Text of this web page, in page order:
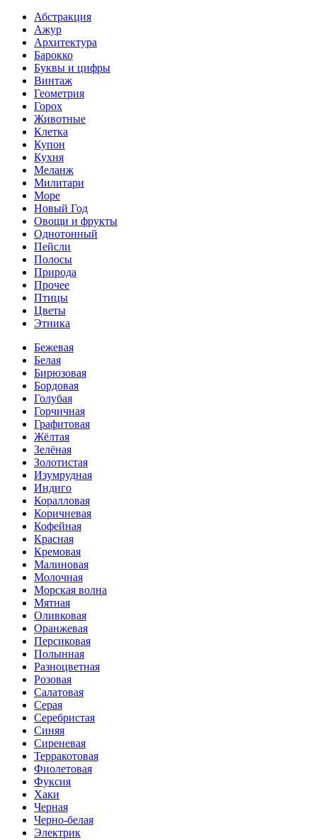
Абстракция
Ажур
Архитектура
Барокко
Буквы и цифры
Винтаж
Геометрия
Горох
Животные
Клетка
Купон
Кухня
Меланж
Милитари
Море
Новый Год
Овощи и фрукты
Однотонный
Пейсли
Полосы
Природа
Прочее
Птицы
Цветы
Этника
Бежевая
Белая
Бирюзовая
Бордовая
Голубая
Горчичная
Графитовая
Жёлтая
Зелёная
Золотистая
Изумрудная
Индиго
Коралловая
Коричневая
Кофейная
Красная
Кремовая
Малиновая
Молочная
Морская волна
Мятная
Оливковая
Оранжевая
Персиковая
Полынная
Разноцветная
Розовая
Салатовая
Серая
Серебристая
Синяя
Сиреневая
Терракотовая
Фиолетовая
Фуксия
Хаки
Черная
Черно-белая
Электрик